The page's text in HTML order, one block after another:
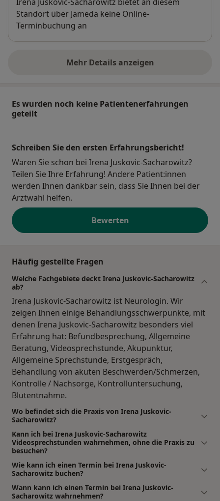
Standort über Jameda keine Online-
Terminbuchung an
Mehr Details anzeigen
über die Adresse
Es wurden noch keine Patientenerfahrungen
geteilt
Schreiben Sie den ersten Erfahrungsbericht!
Waren Sie schon bei Irena Juskovic-Sacharowitz?
Teilen Sie Ihre Erfahrung! Andere Patient:innen
werden Ihnen dankbar sein, dass Sie Ihnen bei der
Arztwahl helfen.
Bewerten
Häufig gestellte Fragen
Welche Fachgebiete deckt Irena Juskovic-Sacharowitz
ab?
Irena Juskovic-Sacharowitz ist Neurologin. Wir
zeigen Ihnen einige Behandlungsschwerpunkte, mit
denen Irena Juskovic-Sacharowitz besonders viel
Erfahrung hat: Befundbesprechung, Allgemeine
Beratung, Videosprechstunde, Akupunktur,
Allgemeine Sprechstunde, Erstgespräch,
Behandlung von akuten Beschwerden/Schmerzen,
Kontrolle / Nachsorge, Kontrolluntersuchung,
Blutentnahme.
Wo befindet sich die Praxis von Irena Juskovic-
Sacharowitz?
Kann ich bei Irena Juskovic-Sacharowitz
Videosprechstunden wahrnehmen, ohne die Praxis zu
besuchen?
Wie kann ich einen Termin bei Irena Juskovic-
Sacharowitz buchen?
Wann kann ich einen Termin bei Irena Juskovic-
Sacharowitz wahrnehmen?